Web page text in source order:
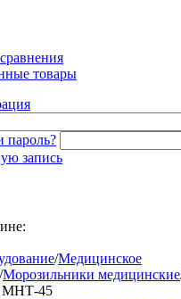
товары
пароль?
запись
/Медицинское
/Морозильники медицинские
МНТ-45